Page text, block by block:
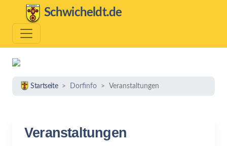
Schwicheldt.de
Startseite Dorfinfo Veranstaltungen
Veranstaltungen